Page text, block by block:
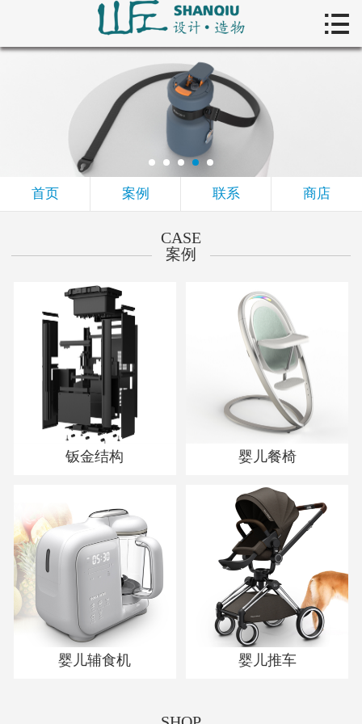
联系
商店

首页 案例 联系 商店
CASE
案例
钣金结构 婴儿餐椅
婴儿辅食机 婴儿推车